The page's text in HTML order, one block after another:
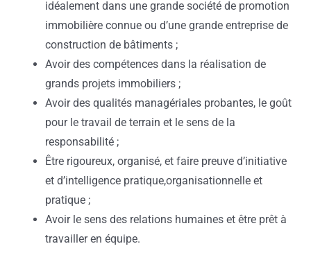
idéalement dans une grande société de promotion
immobilière connue ou d’une grande entreprise de
construction de bâtiments ;
Avoir des compétences dans la réalisation de
grands projets immobiliers ;
Avoir des qualités managériales probantes, le goût
pour le travail de terrain et le sens de la
responsabilité ;
Être rigoureux, organisé, et faire preuve d’initiative
et d’intelligence pratique,organisationnelle et
pratique ;
Avoir le sens des relations humaines et être prêt à
travailler en équipe.